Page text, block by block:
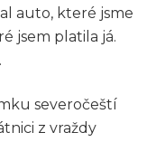
auto, které jsme
jsem platila já.
severočeští
z vraždy